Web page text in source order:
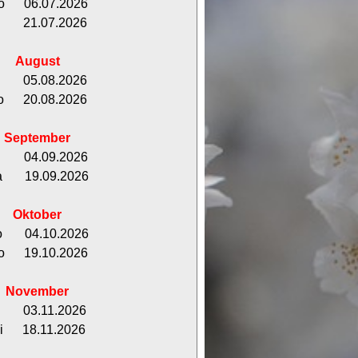
06.07.2026
21.07.2026
August
05.08.2026
20.08.2026
September
04.09.2026
19.09.2026
Oktober
04.10.2026
19.10.2026
November
03.11.2026
18.11.2026